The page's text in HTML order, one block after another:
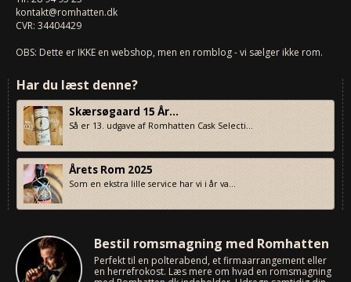
kontakt@romhatten.dk
CVR: 34404429
OBS: Dette er IKKE en webshop, men en romblog - vi sælger ikke rom.
Har du læst denne?
Skærsøgaard 15 År...
Så er 13. udgave af Romhatten Cask Selecti...
Årets Rom 2025
Som en ekstra lille service har vi i år va...
Bestil romsmagning med Romhatten
Perfekt til en polterabend, et firmaarrangement eller
en herrefrokost. Læs mere om hvad en romsmagning